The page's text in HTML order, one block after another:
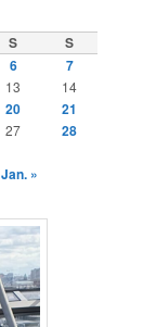
S
S
6
7
13 14
20 21
27 28
Jan. »